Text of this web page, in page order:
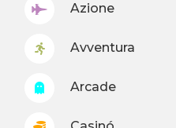
Azione
Avventura
Arcade